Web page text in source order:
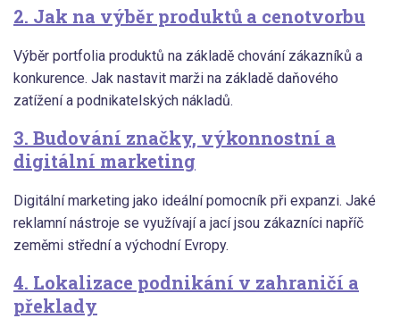
2. Jak na výběr produktů a cenotvorbu
Výběr portfolia produktů na základě chování zákazníků a
konkurence. Jak nastavit marži na základě daňového
zatížení a podnikatelských nákladů.
3. Budování značky, výkonnostní a
digitální marketing
Digitální marketing jako ideální pomocník při expanzi. Jaké
reklamní nástroje se využívají a jací jsou zákazníci napříč
zeměmi střední a východní Evropy.
4. Lokalizace podnikání v zahraničí a
překlady